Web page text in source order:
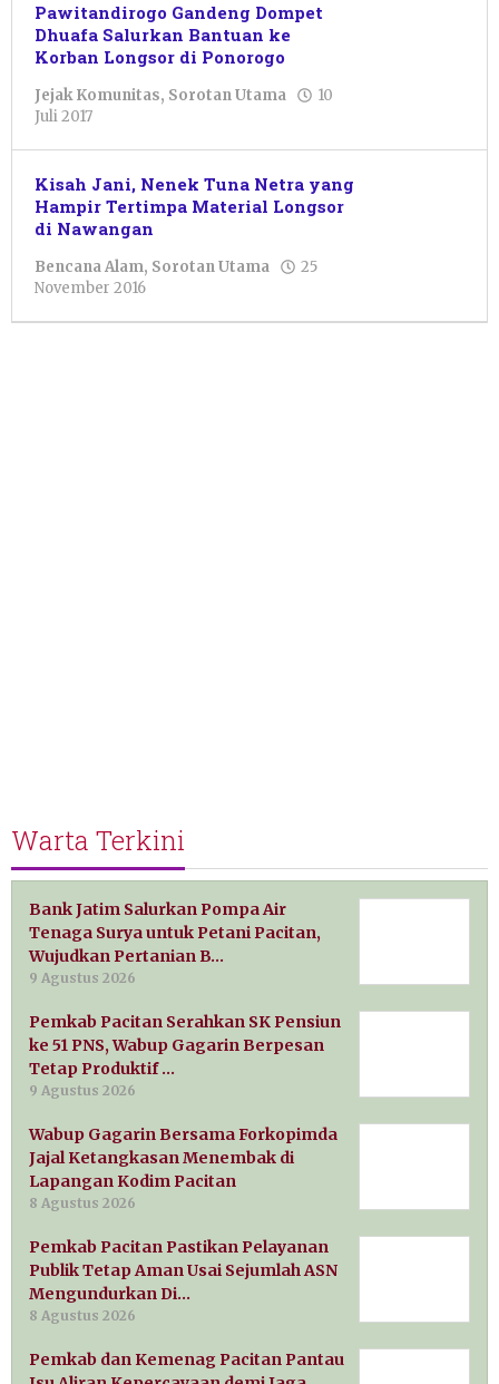
Pawitandirogo Gandeng Dompet
Dhuafa Salurkan Bantuan ke
Korban Longsor di Ponorogo
Jejak Komunitas, Sorotan Utama
10
Juli 2017
Kisah Jani, Nenek Tuna Netra yang
Hampir Tertimpa Material Longsor
di Nawangan
Bencana Alam, Sorotan Utama
25
November 2016
Warta Terkini
Bank Jatim Salurkan Pompa Air
Tenaga Surya untuk Petani Pacitan,
Wujudkan Pertanian B…
9 Agustus 2026
Pemkab Pacitan Serahkan SK Pensiun
ke 51 PNS, Wabup Gagarin Berpesan
Tetap Produktif …
9 Agustus 2026
Wabup Gagarin Bersama Forkopimda
Jajal Ketangkasan Menembak di
Lapangan Kodim Pacitan
8 Agustus 2026
Pemkab Pacitan Pastikan Pelayanan
Publik Tetap Aman Usai Sejumlah ASN
Mengundurkan Di…
8 Agustus 2026
Pemkab dan Kemenag Pacitan Pantau